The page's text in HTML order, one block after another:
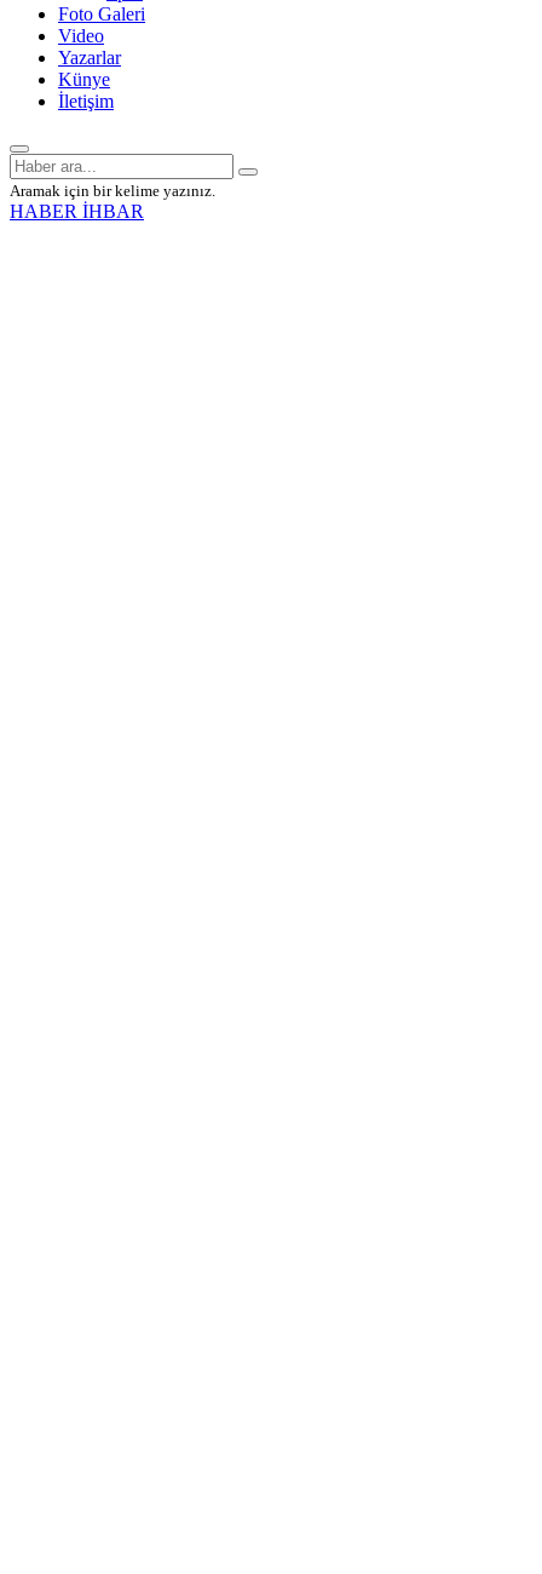
Foto Galeri
Video
Yazarlar
Künye
İletişim
Aramak için bir kelime yazınız.
HABER İHBAR